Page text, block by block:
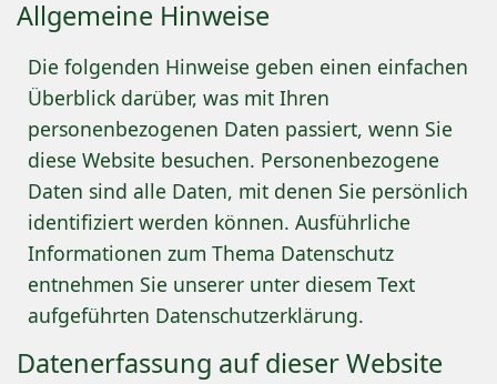
Allgemeine Hinweise
Die folgenden Hinweise geben einen einfachen
Überblick darüber, was mit Ihren
personenbezogenen Daten passiert, wenn Sie
diese Website besuchen. Personenbezogene
Daten sind alle Daten, mit denen Sie persönlich
identifiziert werden können. Ausführliche
Informationen zum Thema Datenschutz
entnehmen Sie unserer unter diesem Text
aufgeführten Datenschutzerklärung.
Datenerfassung auf dieser Website